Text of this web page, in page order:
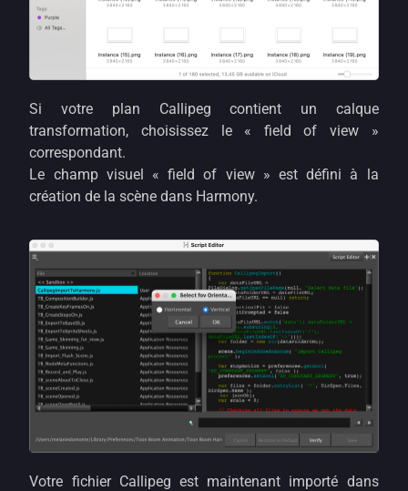
Si votre plan Callipeg contient un calque
transformation, choisissez le « field of view »
correspondant.
Le champ visuel « field of view » est défini à la
création de la scène dans Harmony.
Votre fichier Callipeg est maintenant importé dans